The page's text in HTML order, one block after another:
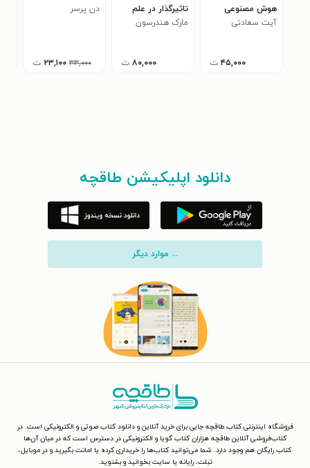
هوش مصنوعی
آیت سعادتی
۴۵,۰۰۰ ت
تاثیرگذار در علم
ژنتیک
مارک هندرسون
۸۰,۰۰۰ ت
دن پرسر
۳۳,۰۰۰ ۲۳,۱۰۰ ت
دانلود اپلیکیشن طاقچه
... موارد دیگر
فروشگاه اینترنتی کتاب طاقچه جایی برای خرید آنلاین و دانلود کتاب صوتی و الکترونیکی است. در
کتاب‌فروشی آنلاین طاقچه هزاران کتاب گویا و الکترونیکی در دسترس است که در میان آن‌ها
کتاب رایگان هم وجود دارد. شما می‌توانید کتاب‌ها را خریداری کرده یا امانت بگیرید و در موبایل،
تبلت، رایانه یا سایت بخوانید و بشنوید.